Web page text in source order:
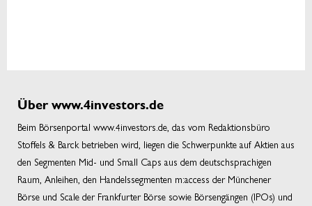
Über www.4investors.de
Beim Börsenportal www.4investors.de, das vom Redaktionsbüro
Stoffels & Barck betrieben wird, liegen die Schwerpunkte auf Aktien aus
den Segmenten Mid- und Small Caps aus dem deutschsprachigen
Raum, Anleihen, den Handelssegmenten m:access der Münchener
Börse und Scale der Frankfurter Börse sowie Börsengängen (IPOs) und